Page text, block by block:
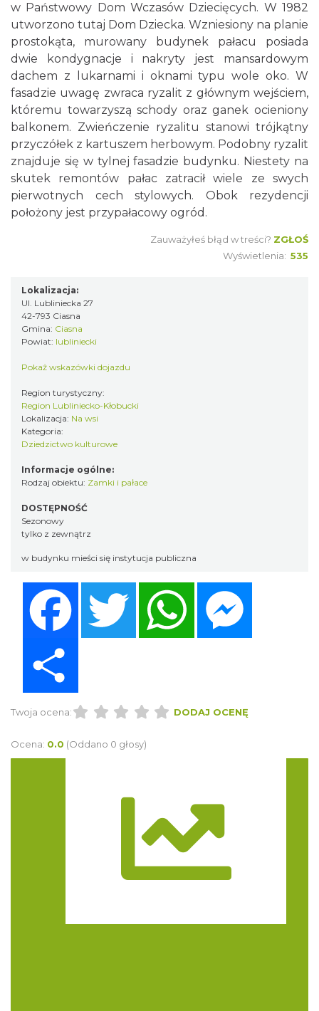
w Państwowy Dom Wczasów Dziecięcych. W 1982
utworzono tutaj Dom Dziecka. Wzniesiony na planie
prostokąta, murowany budynek pałacu posiada
dwie kondygnacje i nakryty jest mansardowym
dachem z lukarnami i oknami typu wole oko. W
fasadzie uwagę zwraca ryzalit z głównym wejściem,
któremu towarzyszą schody oraz ganek ocieniony
balkonem. Zwieńczenie ryzalitu stanowi trójkątny
przyczółek z kartuszem herbowym. Podobny ryzalit
znajduje się w tylnej fasadzie budynku. Niestety na
skutek remontów pałac zatracił wiele ze swych
pierwotnych cech stylowych. Obok rezydencji
położony jest przypałacowy ogród.
Zauważyłeś błąd w treści? ZGŁOŚ
Wyświetlenia: 535
Lokalizacja:
Ul. Lubliniecka 27
42-793 Ciasna
Gmina: Ciasna
Powiat: lubliniecki
Pokaż wskazówki dojazdu
Region turystyczny:
Region Lubliniecko-Kłobucki
Lokalizacja: Na wsi
Kategoria:
Dziedzictwo kulturowe
Informacje ogólne:
Rodzaj obiektu: Zamki i pałace
DOSTĘPNOŚĆ
Sezonowy
tylko z zewnątrz
w budynku mieści się instytucja publiczna
Twitter WhatsApp
Twoja ocena: DODAJ OCENĘ
Ocena: 0.0 (Oddano 0 głosy)